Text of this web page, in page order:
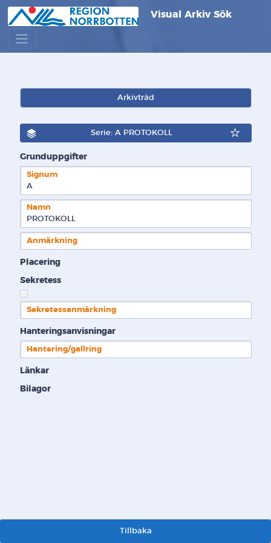
Visual Arkiv Sök
Arkivträd
Serie: A PROTOKOLL
Grunduppgifter
Signum
A
Namn
PROTOKOLL
Anmärkning
Placering
Sekretess
Sekretessanmärkning
Hanteringsanvisningar
Hantering/gallring
Länkar
Bilagor
Tillbaka